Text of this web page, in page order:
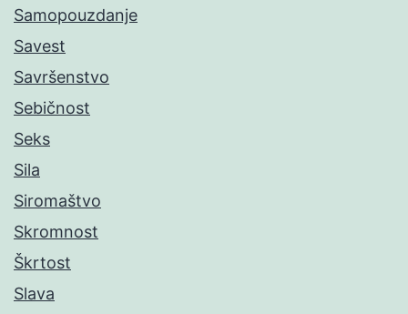
Samopouzdanje
Savest
Savršenstvo
Sebičnost
Seks
Sila
Siromaštvo
Skromnost
Škrtost
Slava